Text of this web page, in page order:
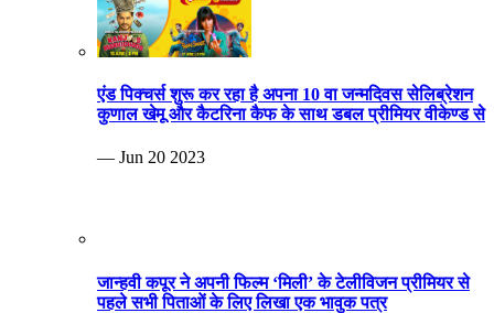
एंड पिक्चर्स शुरू कर रहा है अपना 10 वा जन्मदिवस सेलिब्रेशन
कुणाल खेमू और कैटरिना कैफ के साथ डबल प्रीमियर वीकेण्ड से
— Jun 20 2023
जान्हवी कपूर ने अपनी फिल्म ‘मिली’ के टेलीविजन प्रीमियर से
पहले सभी पिताओं के लिए लिखा एक भावुक पत्र